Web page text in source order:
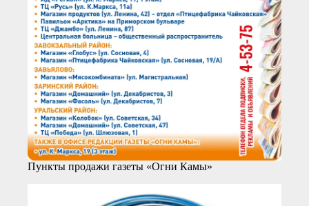
Пункты продажи газеты «Огни Камы»